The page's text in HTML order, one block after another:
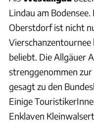
Lindau am Bodensee.
Oberstdorf ist nicht
beliebt. Die Allgäuer
strenggenommen
gesagt zu den
Einige
Enklaven